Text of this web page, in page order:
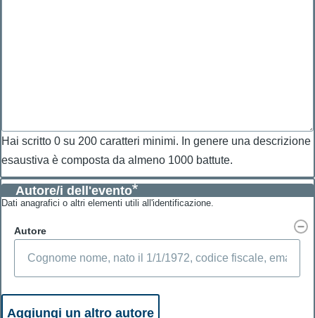
Hai scritto 0 su 200 caratteri minimi. In genere una descrizione
esaustiva è composta da almeno 1000 battute.
Autore/i dell'evento
Dati anagrafici o altri elementi utili all'identificazione.
Autore